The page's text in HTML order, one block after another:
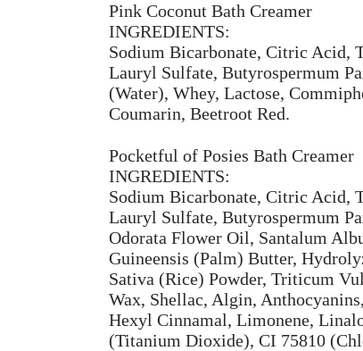
Pink Coconut Bath Creamer
INGREDIENTS:
Sodium Bicarbonate, Citric Acid,
Lauryl Sulfate, Butyrospermum
(Water), Whey, Lactose,
Coumarin, Beetroot Red.
Pocketful of Posies Bath Creamer
INGREDIENTS:
Sodium Bicarbonate, Citric Acid,
Lauryl Sulfate, Butyrospermum
Odorata Flower Oil, Santalum
Guineensis (Palm) Butter,
Sativa (Rice) Powder, Triticum
Wax, Shellac, Algin,
Hexyl Cinnamal, Limonene,
(Titanium Dioxide), CI 75810